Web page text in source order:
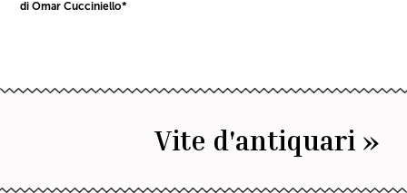
di Omar Cucciniello*
Vite d'antiquari »